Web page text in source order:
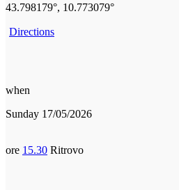
43.798179°, 10.773079°
Directions
when
Sunday 17/05/2026
ore 15.30 Ritrovo